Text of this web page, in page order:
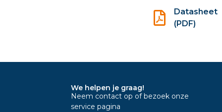
Datasheet
(PDF)
We helpen je graag!
Neem contact op of bezoek onze
service pagina